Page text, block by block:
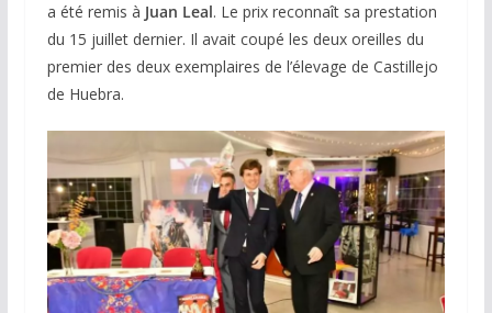
a été remis à Juan Leal. Le prix reconnaît sa prestation
du 15 juillet dernier. Il avait coupé les deux oreilles du
premier des deux exemplaires de l’élevage de Castillejo
de Huebra.